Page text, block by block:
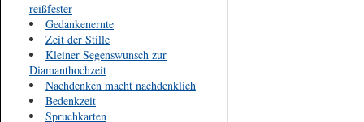
reißfester
Gedankenernte
Zeit der Stille
Kleiner Segenswunsch zur
Diamanthochzeit
Nachdenken macht nachdenklich
Bedenkzeit
Spruchkarten